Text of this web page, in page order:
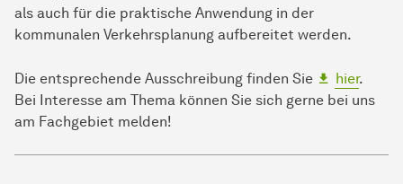
als auch für die praktische Anwendung in der
kommunalen Verkehrsplanung aufbereitet werden.
Die entsprechende Ausschreibung finden Sie hier.
Bei Interesse am Thema können Sie sich gerne bei uns
am Fachgebiet melden!